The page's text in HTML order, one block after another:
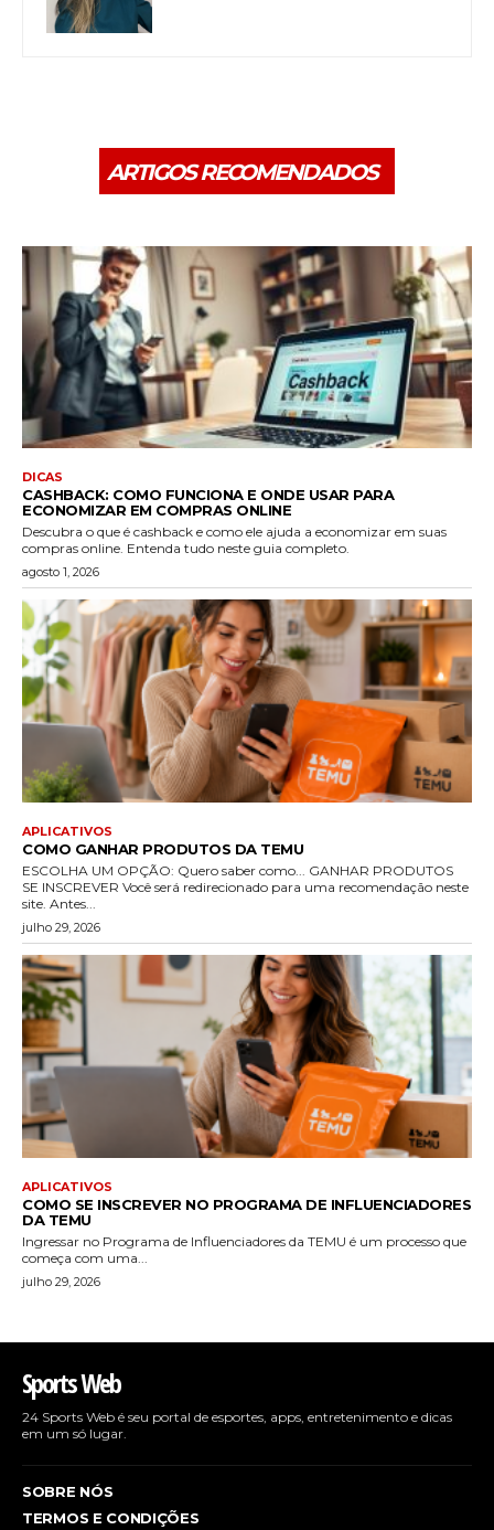
ARTIGOS RECOMENDADOS
DICAS
CASHBACK: COMO FUNCIONA E ONDE USAR PARA
ECONOMIZAR EM COMPRAS ONLINE
Descubra o que é cashback e como ele ajuda a economizar em suas
compras online. Entenda tudo neste guia completo.
agosto 1, 2026
APLICATIVOS
COMO GANHAR PRODUTOS DA TEMU
ESCOLHA UM OPÇÃO: Quero saber como... GANHAR PRODUTOS
SE INSCREVER Você será redirecionado para uma recomendação neste
site. Antes...
julho 29, 2026
APLICATIVOS
COMO SE INSCREVER NO PROGRAMA DE INFLUENCIADORES
DA TEMU
Ingressar no Programa de Influenciadores da TEMU é um processo que
começa com uma...
julho 29, 2026
Sports Web
24 Sports Web é seu portal de esportes, apps, entretenimento e dicas
em um só lugar.
SOBRE NÓS
TERMOS E CONDIÇÕES